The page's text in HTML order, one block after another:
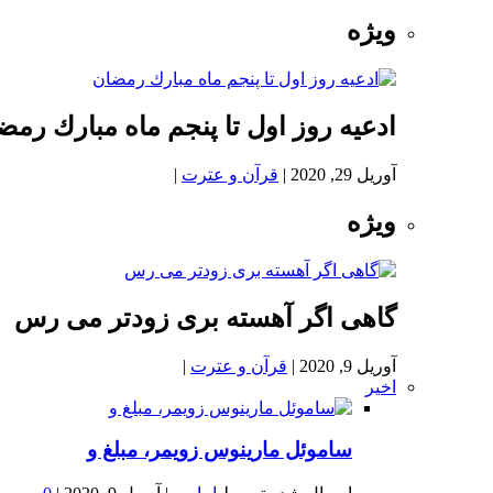
ویژه
ادعيه روز اول تا پنجم ماه مبارك
آوریل 29, 2020 | قرآن و عترت |
ویژه
گاهی اگر آهسته بری زودتر می رس
آوریل 9, 2020 | قرآن و عترت |
اخیر
ساموئل مارینوس زویمر، مبلغ و